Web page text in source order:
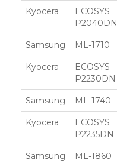
Kyocera
ECOSYS
P2040DN
Samsung ML-1710
Kyocera
ECOSYS
P2230DN
Samsung ML-1740
Kyocera
ECOSYS
P2235DN
Samsung ML-1860